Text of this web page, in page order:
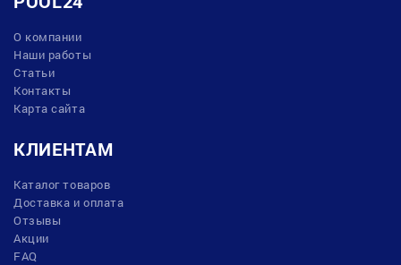
О компании
Наши работы
Статьи
Контакты
Карта сайта
КЛИЕНТАМ
Каталог товаров
Доставка и оплата
Отзывы
Акции
FAQ